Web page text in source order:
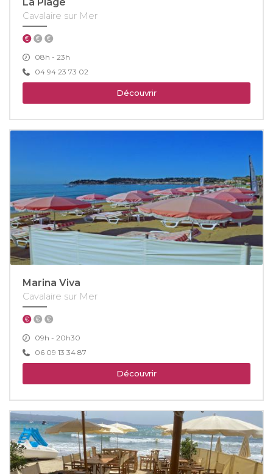
La Plage
Cavalaire sur Mer
08h - 23h
04 94 23 73 02
Découvrir
Marina Viva
Cavalaire sur Mer
09h - 20h30
06 09 13 34 87
Découvrir